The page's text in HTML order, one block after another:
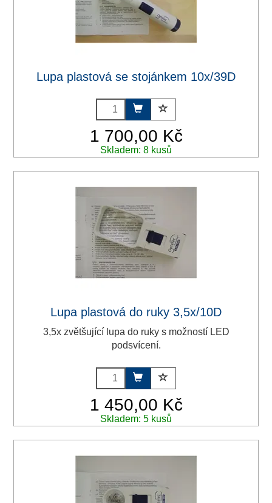
Lupa plastová se stojánkem 10x/39D
1 700,00 Kč
Skladem: 8 kusů
Lupa plastová do ruky 3,5x/10D
3,5x zvětšující lupa do ruky s možností LED
podsvícení.
1 450,00 Kč
Skladem: 5 kusů